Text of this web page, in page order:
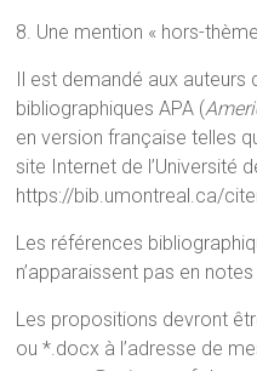
8. Une mention « hors-
Il est demandé aux auteurs
bibliographiques APA (
en version française telles
site Internet de l’Université
https://bib.umontreal.ca/
Les références
n’apparaissent pas en
Les propositions devront
ou *.docx à l’adresse de